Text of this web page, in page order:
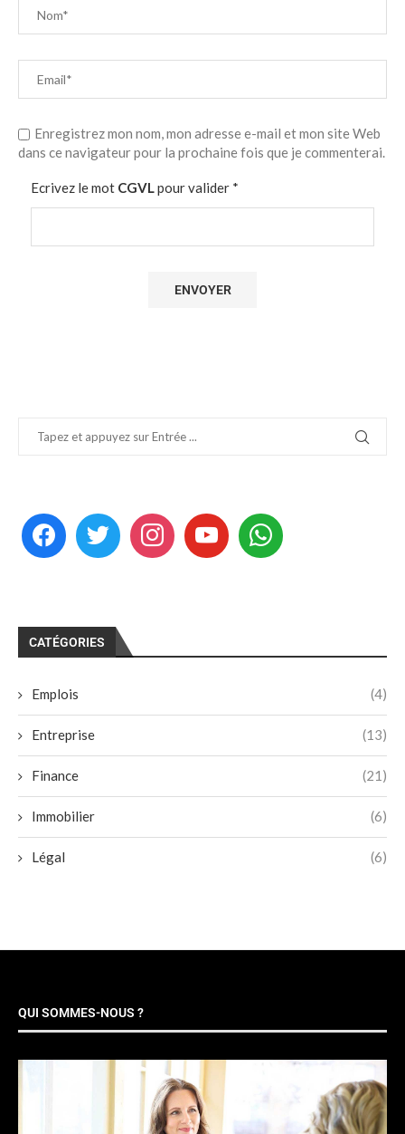
Enregistrez mon nom, mon adresse e-mail et mon site Web
dans ce navigateur pour la prochaine fois que je commenterai.
Ecrivez le mot CGVL pour valider *
CATÉGORIES
Emplois (4)
Entreprise (13)
Finance (21)
Immobilier (6)
Légal (6)
QUI SOMMES-NOUS ?